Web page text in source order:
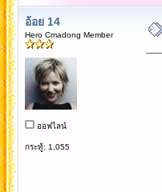
อ้อย 14
Hero Cmadong Member
ออฟไลน์
กระทู้: 1,055